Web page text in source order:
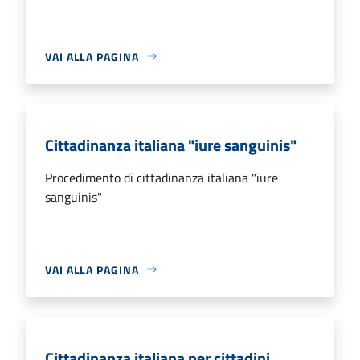
VAI ALLA PAGINA
Cittadinanza italiana "iure sanguinis"
Procedimento di cittadinanza italiana "iure
sanguinis"
VAI ALLA PAGINA